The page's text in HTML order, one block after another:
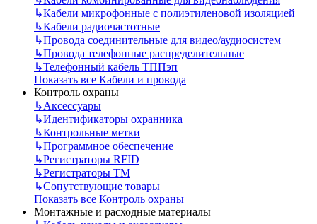
↳Кабели микрофонные с полиэтиленовой изоляцией
↳Кабели радиочастотные
↳Провода соединительные для видео/аудиосистем
↳Провода телефонные распределительные
↳Телефонный кабель ТППэп
Показать все Кабели и провода
Контроль охраны
↳Аксессуары
↳Идентификаторы охранника
↳Контрольные метки
↳Программное обеспечение
↳Регистраторы RFID
↳Регистраторы ТМ
↳Сопутствующие товары
Показать все Контроль охраны
Монтажные и расходные материалы